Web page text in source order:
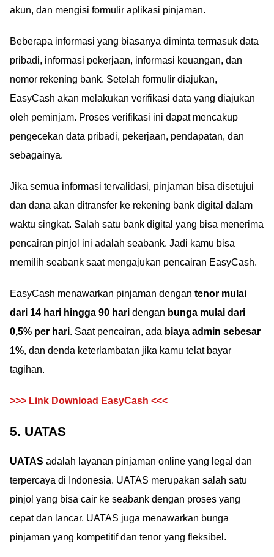
akun, dan mengisi formulir aplikasi pinjaman.
Beberapa informasi yang biasanya diminta termasuk data
pribadi, informasi pekerjaan, informasi keuangan, dan
nomor rekening bank. Setelah formulir diajukan,
EasyCash akan melakukan verifikasi data yang diajukan
oleh peminjam. Proses verifikasi ini dapat mencakup
pengecekan data pribadi, pekerjaan, pendapatan, dan
sebagainya.
Jika semua informasi tervalidasi, pinjaman bisa disetujui
dan dana akan ditransfer ke rekening bank digital dalam
waktu singkat. Salah satu bank digital yang bisa menerima
pencairan pinjol ini adalah seabank. Jadi kamu bisa
memilih seabank saat mengajukan pencairan EasyCash.
EasyCash menawarkan pinjaman dengan tenor mulai
dari 14 hari hingga 90 hari dengan bunga mulai dari
0,5% per hari. Saat pencairan, ada biaya admin sebesar
1%, dan denda keterlambatan jika kamu telat bayar
tagihan.
>>> Link Download EasyCash <<<
5. UATAS
UATAS adalah layanan pinjaman online yang legal dan
terpercaya di Indonesia. UATAS merupakan salah satu
pinjol yang bisa cair ke seabank dengan proses yang
cepat dan lancar. UATAS juga menawarkan bunga
pinjaman yang kompetitif dan tenor yang fleksibel.